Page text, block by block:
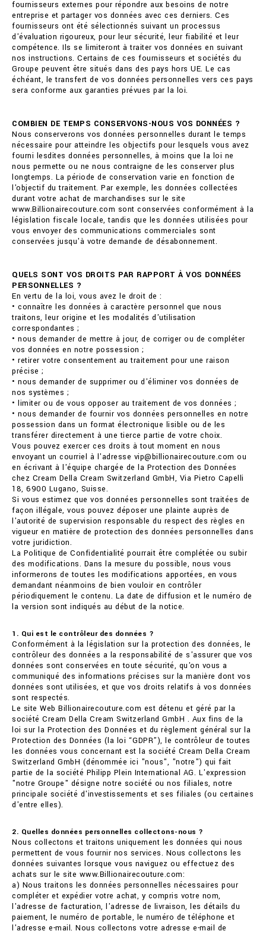
fournisseurs externes pour répondre aux besoins de notre
entreprise et partager vos données avec ces derniers. Ces
fournisseurs ont été sélectionnés suivant un processus
d'évaluation rigoureux, pour leur sécurité, leur fiabilité et leur
compétence. Ils se limiteront à traiter vos données en suivant
nos instructions. Certains de ces fournisseurs et sociétés du
Groupe peuvent être situés dans des pays hors UE. Le cas
échéant, le transfert de vos données personnelles vers ces pays
sera conforme aux garanties prévues par la loi.
COMBIEN DE TEMPS CONSERVONS-NOUS VOS DONNÉES ?
Nous conserverons vos données personnelles durant le temps
nécessaire pour atteindre les objectifs pour lesquels vous avez
fourni lesdites données personnelles, à moins que la loi ne
nous permette ou ne nous contraigne de les conserver plus
longtemps. La période de conservation varie en fonction de
l'objectif du traitement. Par exemple, les données collectées
durant votre achat de marchandises sur le site
www.Billionairecouture.com sont conservées conformément à la
législation fiscale locale, tandis que les données utilisées pour
vous envoyer des communications commerciales sont
conservées jusqu'à votre demande de désabonnement.
QUELS SONT VOS DROITS PAR RAPPORT À VOS DONNÉES
PERSONNELLES ?
En vertu de la loi, vous avez le droit de :
• connaître les données à caractère personnel que nous
traitons, leur origine et les modalités d'utilisation
correspondantes ;
• nous demander de mettre à jour, de corriger ou de compléter
vos données en notre possession ;
• retirer votre consentement au traitement pour une raison
précise ;
• nous demander de supprimer ou d'éliminer vos données de
nos systèmes ;
• limiter ou de vous opposer au traitement de vos données ;
• nous demander de fournir vos données personnelles en notre
possession dans un format électronique lisible ou de les
transférer directement à une tierce partie de votre choix.
Vous pouvez exercer ces droits à tout moment en nous
envoyant un courriel à l'adresse vip@billionairecouture.com ou
en écrivant à l'équipe chargée de la Protection des Données
chez Cream Della Cream Switzerland GmbH, Via Pietro Capelli
18, 6900 Lugano, Suisse.
Si vous estimez que vos données personnelles sont traitées de
façon illégale, vous pouvez déposer une plainte auprès de
l'autorité de supervision responsable du respect des règles en
vigueur en matière de protection des données personnelles dans
votre juridiction.
La Politique de Confidentialité pourrait être complétée ou subir
des modifications. Dans la mesure du possible, nous vous
informerons de toutes les modifications apportées, en vous
demandant néanmoins de bien vouloir en contrôler
périodiquement le contenu. La date de diffusion et le numéro de
la version sont indiqués au début de la notice.
1. Qui est le contrôleur des données ?
Conformément à la législation sur la protection des données, le
contrôleur des données a la responsabilité de s'assurer que vos
données sont conservées en toute sécurité, qu'on vous a
communiqué des informations précises sur la manière dont vos
données sont utilisées, et que vos droits relatifs à vos données
sont respectés.
Le site Web Billionairecouture.com est détenu et géré par la
société Cream Della Cream Switzerland GmbH . Aux fins de la
loi sur la Protection des Données et du règlement général sur la
Protection des Données (la loi “GDPR”), le contrôleur de toutes
les données vous concernant est la société Cream Della Cream
Switzerland GmbH (dénommée ici "nous", "notre") qui fait
partie de la société Philipp Plein International AG. L'expression
"notre Groupe" désigne notre société ou nos filiales, notre
principale société d'investissements et ses filiales (ou certaines
d'entre elles).
2. Quelles données personnelles collectons-nous ?
Nous collectons et traitons uniquement les données qui nous
permettent de vous fournir nos services. Nous collectons les
données suivantes lorsque vous naviguez ou effectuez des
achats sur le site www.Billionairecouture.com:
a) Nous traitons les données personnelles nécessaires pour
compléter et expédier votre achat, y compris votre nom,
l'adresse de facturation, l'adresse de livraison, les détails du
paiement, le numéro de portable, le numéro de téléphone et
l'adresse e-mail. Nous collectons votre adresse e-mail de